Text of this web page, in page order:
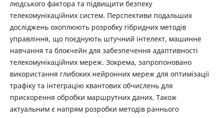
людського фактора та підвищити безпеку
телекомунікаційних систем. Перспективи подальших
досліджень охоплюють розробку гібридних методів
управління, що поєднують штучний інтелект, машинне
навчання та блокчейн для забезпечення адаптивності
телекомунікаційних мереж. Зокрема, запропоновано
використання глибоких нейронних мереж для оптимізації
трафіку та інтеграцію квантових обчислень для
прискорення обробки маршрутних даних. Також
актуальним є напрям розробки методів раннього